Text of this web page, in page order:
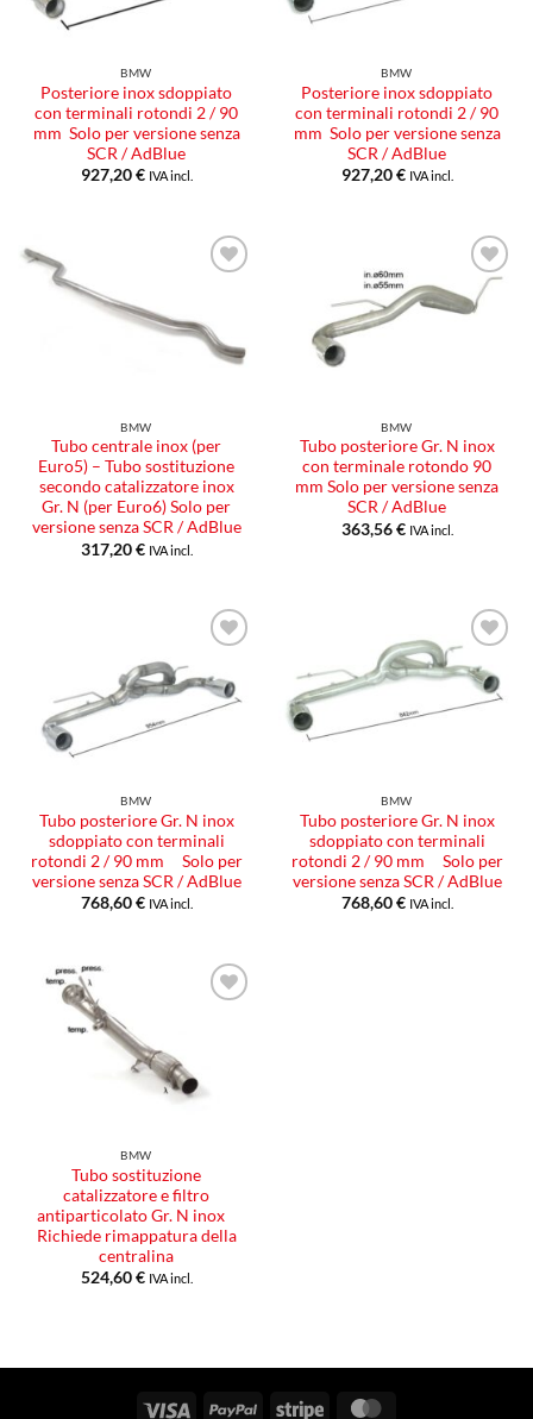
BMW
Posteriore inox sdoppiato
con terminali rotondi 2 / 90
mm Solo per versione senza
SCR / AdBlue
927,20€ IVA incl.
BMW
Posteriore inox sdoppiato
con terminali rotondi 2 / 90
mm Solo per versione senza
SCR / AdBlue
927,20€ IVA incl.
dei
desideri
BMW
Tubo centrale inox (per
Euro5) – Tubo sostituzione
secondo catalizzatore inox
Gr. N (per Euro6) Solo per
versione senza SCR / AdBlue
317,20€ IVA incl.
Aggiungi
alla lista
BMW
Tubo posteriore Gr. N inox
con terminale rotondo 90
mm Solo per versione senza
SCR / AdBlue
363,56€ IVA incl.
Aggiungi
alla lista
dei
desideri
BMW
Tubo posteriore Gr. N inox
sdoppiato con terminali
rotondi 2 / 90 mm Solo per
versione senza SCR / AdBlue
768,60€ IVA incl.
Aggiungi
alla lista
dei
desideri
BMW
Tubo posteriore Gr. N inox
sdoppiato con terminali
rotondi 2 / 90 mm Solo per
versione senza SCR / AdBlue
768,60€ IVA incl.
BMW
Tubo sostituzione
catalizzatore e filtro
antiparticolato Gr. N inox
Richiede rimappatura della
centralina
524,60€ IVA incl.
Visa PayPal Stripe